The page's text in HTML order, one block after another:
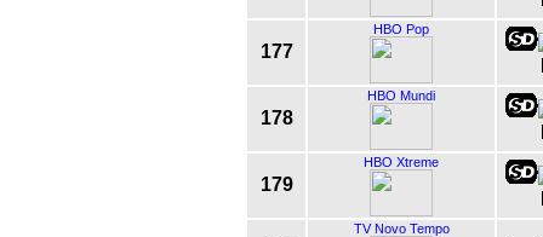
177
HBO Pop
178
HBO Mundi
179
HBO Xtreme
TV Novo Tempo